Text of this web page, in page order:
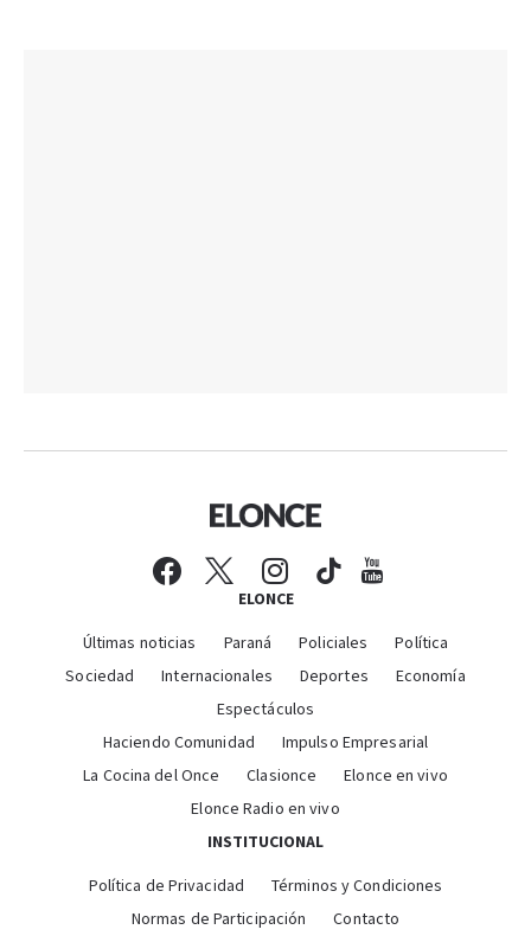
ELONCE
Últimas noticias Paraná Policiales
Política
Sociedad
Internacionales Deportes
Economía
Espectáculos
Haciendo Comunidad
Impulso Empresarial
La Cocina del Once
Clasionce
Elonce en vivo
Elonce Radio en vivo
INSTITUCIONAL
Política de Privacidad
Términos y Condiciones
Normas de Participación
Contacto